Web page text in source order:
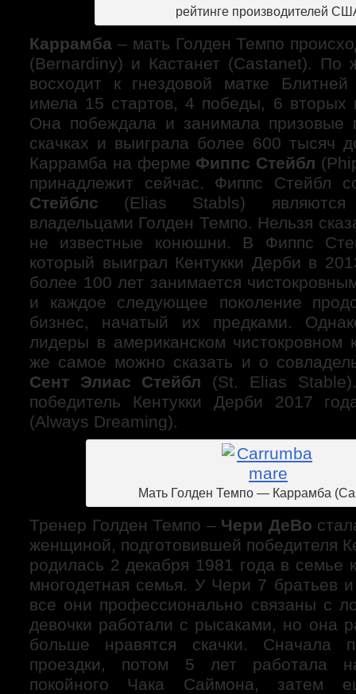
рейтинге производителей
Каррамба – мать Голден Темпо
(Bernardiny) и Кастанет (Castanet). По
восходит к гнездовой матке
имела 15 стартов, 4 победы, 6 вторых
Она побеждала и занимала призовые
скачках и выиграла более 600 тысяч
Каррамба на ферме Фиппс Стейбл
принадлежит сейчас. Фиппс Стейбл
Стейблс (Elias Stabls) являются
владельцами Голден Темпо. Нельзя
не известные конюшни. В Фиппс
который выиграл Кентукки Дерби в
более 100 лет занимается
и каждое следующее поколение
бизнес, начатый их предками.
лидеры в американском чистокровном
же самое можно сказать и о
Сент Элиас Стейбл (St. Elias
победитель Кентукки Дерби 2017
(Always Dreaming).
Мать Голден Темпо — Каррамба
Тренер Голден Темпо – Чери ДеВо
женщиной, подготовившей победителя
родилась 2 декабря 1981 года в семье
многодетная семья. У Чери 7 братьев
все они профессионально связаны с
девочки работали с рысаками, но она
больше нравятся скачки. Сначала
проездки, потом 5 лет работала
покойного Чака Саймона,